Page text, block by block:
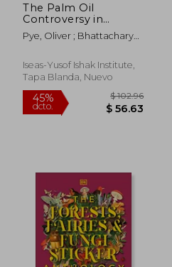
The Palm Oil
Controversy in
Southeast Asia: A
Transnational
Inglés)
Pye, Oliver ; Bhattacharya,
Iseas-Yusof Ishak Institute,
Tapa Blanda, Nuevo